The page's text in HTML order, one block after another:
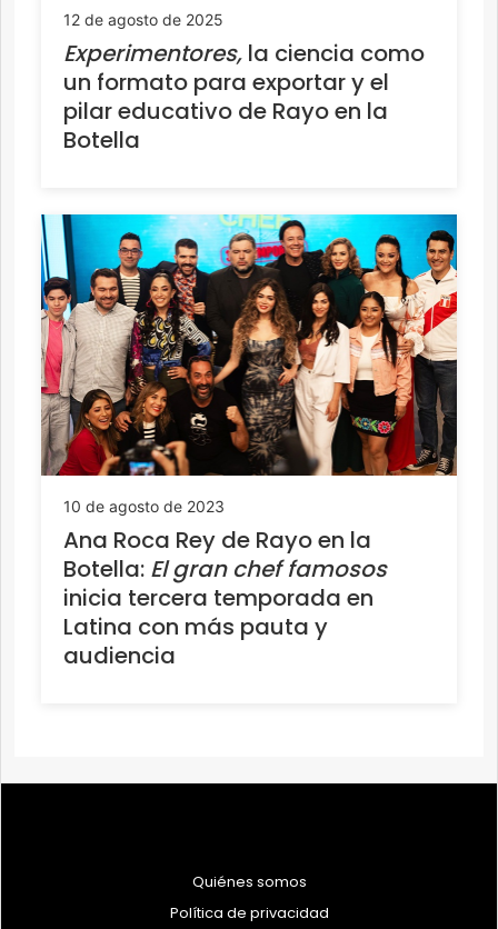
12 de agosto de 2025
Experimentores, la ciencia como
un formato para exportar y el
pilar educativo de Rayo en la
Botella
10 de agosto de 2023
Ana Roca Rey de Rayo en la
Botella: El gran chef famosos
inicia tercera temporada en
Latina con más pauta y
audiencia
Quiénes somos
Política de privacidad